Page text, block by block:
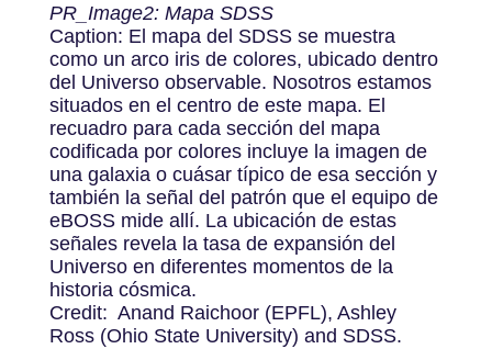
PR_Image2: Mapa SDSS
Caption: El mapa del SDSS se muestra
como un arco iris de colores, ubicado dentro
del Universo observable. Nosotros estamos
situados en el centro de este mapa. El
recuadro para cada sección del mapa
codificada por colores incluye la imagen de
una galaxia o cuásar típico de esa sección y
también la señal del patrón que el equipo de
eBOSS mide allí. La ubicación de estas
señales revela la tasa de expansión del
Universo en diferentes momentos de la
historia cósmica.
Credit: Anand Raichoor (EPFL), Ashley
Ross (Ohio State University) and SDSS.